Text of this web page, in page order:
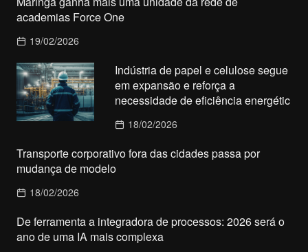
academias Force One
19/02/2026
Indústria de papel e celulose segue
em expansão e reforça a
necessidade de eficiência energétic
18/02/2026
Transporte corporativo fora das cidades passa por
mudança de modelo
18/02/2026
De ferramenta a integradora de processos: 2026 será o
ano de uma IA mais complexa